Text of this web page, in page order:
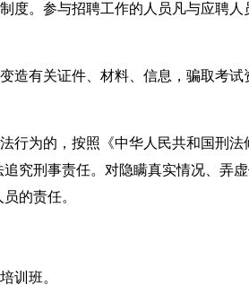
度。参与招聘工作的人员凡与应聘
造有关证件、材料、信息，骗取考
行为的，按照《中华人民共和国刑
究刑事责任。对隐瞒真实情况、弄
的责任。
训班。